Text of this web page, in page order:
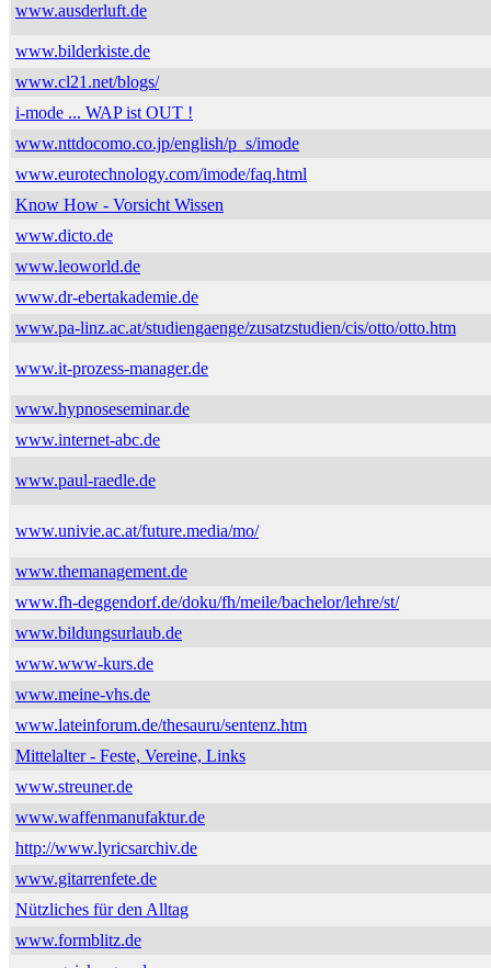
www.ausderluft.de
www.bilderkiste.de
www.cl21.net/blogs/
i-mode ... WAP ist OUT !
www.nttdocomo.co.jp/english/p_s/imode
www.eurotechnology.com/imode/faq.html
Know How - Vorsicht Wissen
www.dicto.de
www.leoworld.de
www.dr-ebertakademie.de
www.pa-linz.ac.at/studiengaenge/zusatzstudien/cis/otto/otto.htm
www.it-prozess-manager.de
www.hypnoseseminar.de
www.internet-abc.de
www.paul-raedle.de
www.univie.ac.at/future.media/mo/
www.themanagement.de
www.fh-deggendorf.de/doku/fh/meile/bachelor/lehre/st/
www.bildungsurlaub.de
www.www-kurs.de
www.meine-vhs.de
www.lateinforum.de/thesauru/sentenz.htm
Mittelalter - Feste, Vereine, Links
www.streuner.de
www.waffenmanufaktur.de
http://www.lyricsarchiv.de
www.gitarrenfete.de
Nützliches für den Alltag
www.formblitz.de